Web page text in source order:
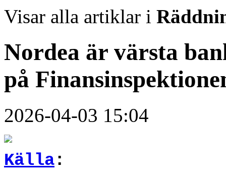
Visar alla artiklar i
Nordea är värsta
på
2026-04-03 15:04
Källa: